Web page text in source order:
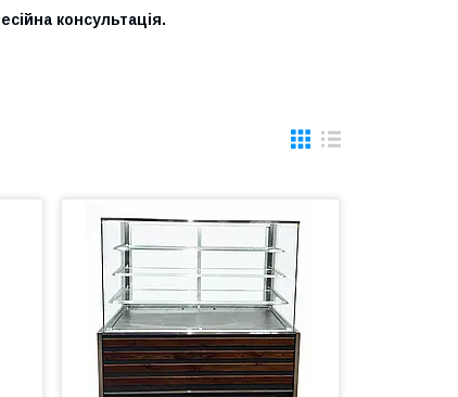
консультація.